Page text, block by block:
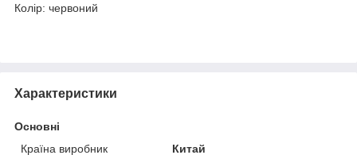
Колір: червоний
Характеристики
Основні
Країна виробник
Китай